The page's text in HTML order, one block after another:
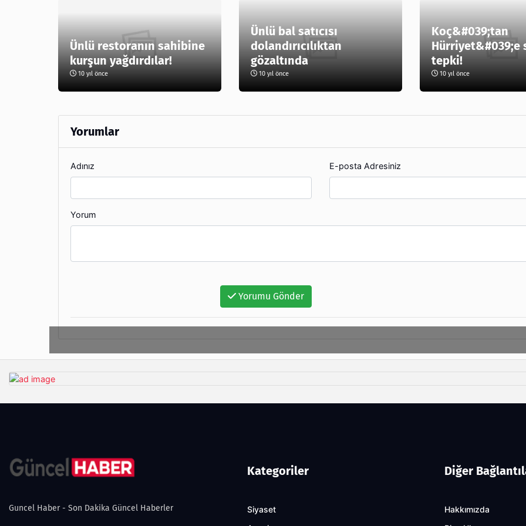
Ünlü restoranın sahibine
kurşun yağdırdılar!
10 yıl önce
Ünlü bal satıcısı
dolandırıcılıktan
gözaltında
10 yıl önce
Koç&#039;tan
Hürriyet&#039;e
tepki!
10 yıl önce
Yorumlar
Adınız E-posta Adresiniz
Yorum
Yorumu Gönder
Guncel Haber - Son Dakika Güncel Haberler
Kategoriler
Siyaset
Diğer
Hakkımızda